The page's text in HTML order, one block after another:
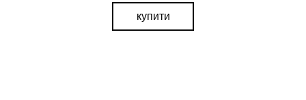
наш менеджер зв'яжеться з вами у
купити